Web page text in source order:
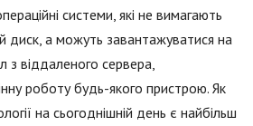
системи, які не вимагають
диск, а можуть завантажуватися на
віддаленого сервера,
роботу будь-якого пристрою. Як
на сьогоднішній день є найбільш